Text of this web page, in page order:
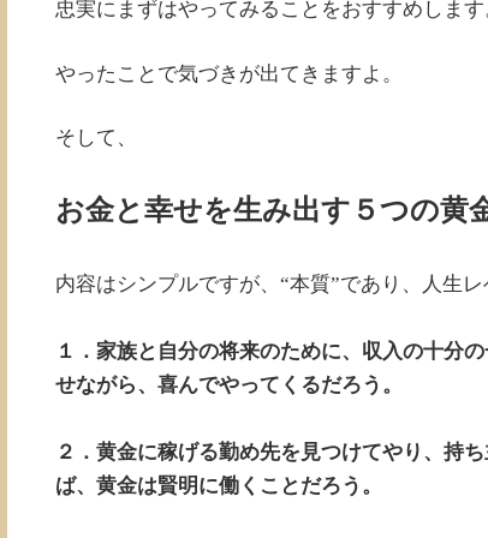
忠実にまずはやってみることをおすすめします
やったことで気づきが出てきますよ。
そして、
お金と幸せを生み出す５つの黄
内容はシンプルですが、“本質”であり、人生レ
１．家族と自分の将来のために、収入の十分
せながら、喜んでやってくるだろう。
２．黄金に稼げる勤め先を見つけてやり、持
ば、黄金は賢明に働くことだろう。